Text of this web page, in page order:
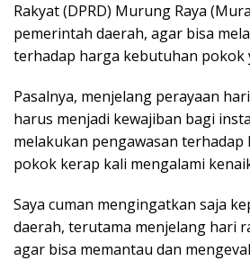
Rakyat (DPRD) Murung Raya
pemerintah daerah, agar bisa
terhadap harga kebutuhan pokok
Pasalnya, menjelang perayaan
harus menjadi kewajiban bagi
melakukan pengawasan
pokok kerap kali mengalami
Saya cuman mengingatkan saja
daerah, terutama menjelang hari
agar bisa memantau dan